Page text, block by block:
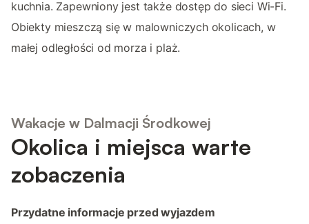
kuchnia. Zapewniony jest także dostęp do sieci Wi-Fi.
Obiekty mieszczą się w malowniczych okolicach, w
małej odległości od morza i plaż.
Wakacje w Dalmacji Środkowej
Okolica i miejsca warte
zobaczenia
Przydatne informacje przed wyjazdem